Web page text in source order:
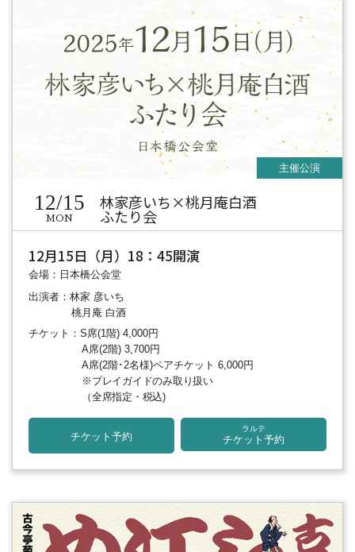
12/15
MON
林家彦いち×桃月庵白酒
ふたり会
12月15日（月）18：45開演
会場：日本橋公会堂
出演者：林家 彦いち
桃月庵 白酒
チケット：S席(1階) 4,000円
A席(2階) 3,700円
A席(2階･2名様)ペアチケット 6,000円
※プレイガイドのみ取り扱い
（全席指定・税込)
チケット予約
ラルテ
チケット予約